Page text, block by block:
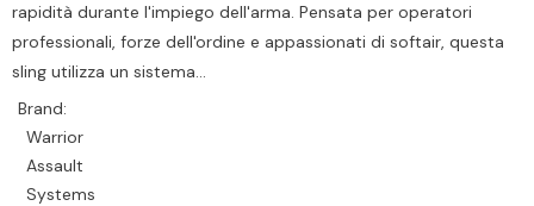
rapidità durante l'impiego dell'arma. Pensata per operatori
professionali, forze dell'ordine e appassionati di softair, questa
sling utilizza un sistema...
Brand:
Warrior
Assault
Systems